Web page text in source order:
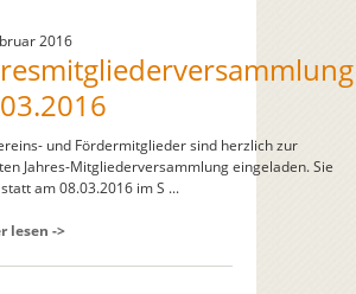
2016
und Fördermitglieder sind herzlich zur
Jahres-Mitgliederversammlung eingeladen. Sie
am 08.03.2016 im S ...
lesen ->